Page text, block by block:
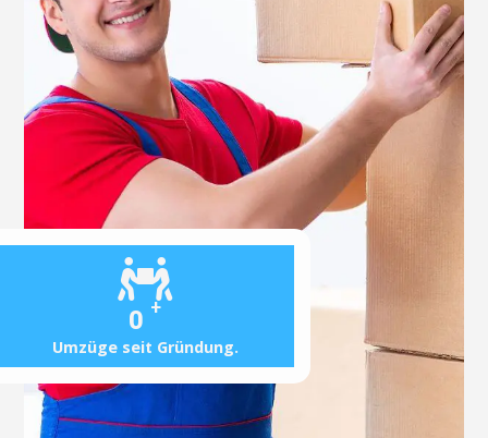
0 +
Umzüge seit Gründung.